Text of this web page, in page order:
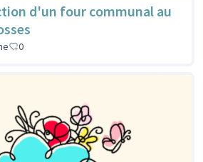
d'un four communal au
0